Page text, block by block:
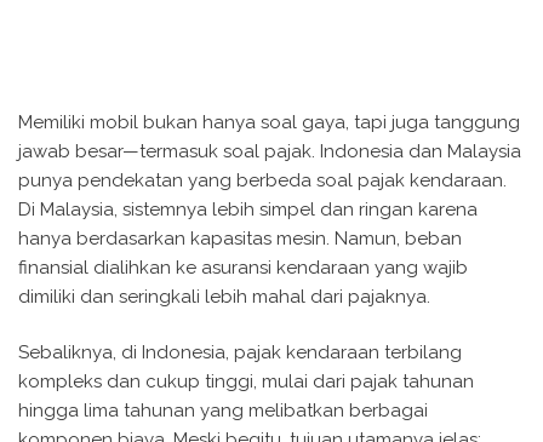
Memiliki mobil bukan hanya soal gaya, tapi juga tanggung
jawab besar—termasuk soal pajak. Indonesia dan Malaysia
punya pendekatan yang berbeda soal pajak kendaraan.
Di Malaysia, sistemnya lebih simpel dan ringan karena
hanya berdasarkan kapasitas mesin. Namun, beban
finansial dialihkan ke asuransi kendaraan yang wajib
dimiliki dan seringkali lebih mahal dari pajaknya.
Sebaliknya, di Indonesia, pajak kendaraan terbilang
kompleks dan cukup tinggi, mulai dari pajak tahunan
hingga lima tahunan yang melibatkan berbagai